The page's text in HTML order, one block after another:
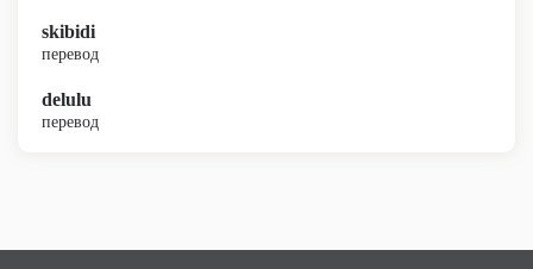
skibidi
перевод
delulu
перевод